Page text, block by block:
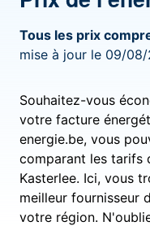
Tous les prix
mise à jour le 09/
Souhaitez-vous
votre facture
energie.be, vous
comparant les tarifs
Kasterlee. Ici, vous
meilleur fournisseur
votre région.